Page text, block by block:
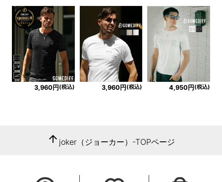
3,960円(税込) 3,960円(税込) 4,950円(税込)
arrow_upward joker（ジョーカー）-TOPページ